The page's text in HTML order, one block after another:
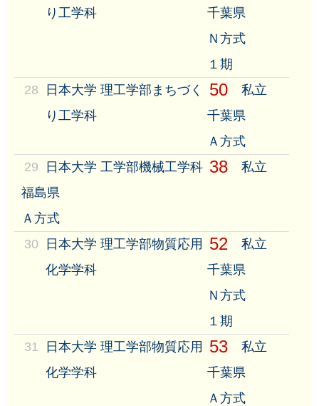
り工学科
千葉県
Ｎ方式
１期
28
日本大学 理工学部まちづく
り工学科
50
私立
千葉県
Ａ方式
29
日本大学 工学部機械工学科 38
私立
福島県
Ａ方式
30
日本大学 理工学部物質応用
化学学科
52
私立
千葉県
Ｎ方式
１期
31
日本大学 理工学部物質応用
化学学科
53
私立
千葉県
Ａ方式